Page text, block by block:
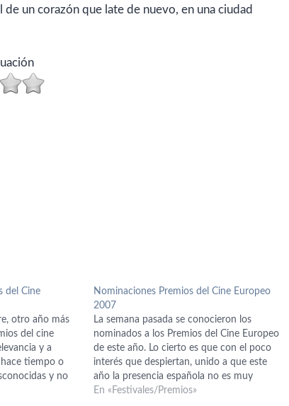
un corazón que late de nuevo, en una ciudad
del Cine
otro año más
del cine
y a
hace tiempo o
y no
nivel europeo,
Nominaciones Premios del Cine Europeo
2007
La semana pasada se conocieron los
nominados a los Premios del Cine Europeo
de este año. Lo cierto es que con el poco
interés que despiertan, unido a que este
año la presencia española no es muy
destacada y que como cada edición,
En «Festivales/Premios»